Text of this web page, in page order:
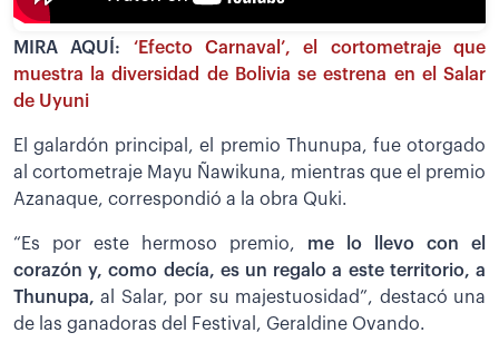
MIRA AQUÍ: ‘Efecto Carnaval’, el cortometraje que
muestra la diversidad de Bolivia se estrena en el Salar
de Uyuni
El galardón principal, el premio Thunupa, fue otorgado
al cortometraje Mayu Ñawikuna, mientras que el premio
Azanaque, correspondió a la obra Quki.
“Es por este hermoso premio, me lo llevo con el
corazón y, como decía, es un regalo a este territorio, a
Thunupa,al Salar, por su majestuosidad”, destacó una
de las ganadoras del Festival, Geraldine Ovando.